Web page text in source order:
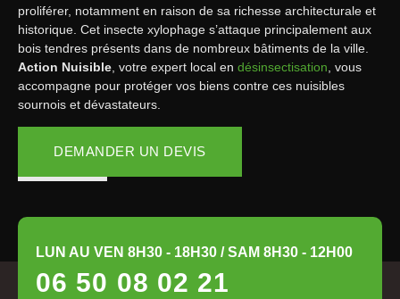
proliférer, notamment en raison de sa richesse architecturale et
historique. Cet insecte xylophage s’attaque principalement aux
bois tendres présents dans de nombreux bâtiments de la ville.
Action Nuisible , votre expert local en désinsectisation , vous
accompagne pour protéger vos biens contre ces nuisibles
sournois et dévastateurs.
DEMANDER UN DEVIS
LUN AU VEN 8H30 - 18H30 / SAM 8H30 - 12H00
06 50 08 02 21